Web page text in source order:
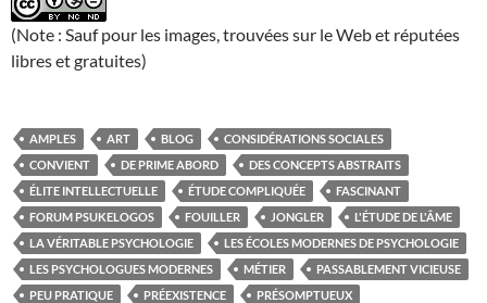
(Note : Sauf pour les images, trouvées sur le Web et réputées
libres et gratuites)
AMPLES ART BLOG
CONSIDÉRATIONS SOCIALES
CONVIENT
DE PRIME ABORD
DES CONCEPTS ABSTRAITS
ÉLITE INTELLECTUELLE
ÉTUDE COMPLIQUÉE
FASCINANT
FORUM PSUKELOGOS
FOUILLER JONGLER
L'ÉTUDE DE L'ÂME
LA VÉRITABLE PSYCHOLOGIE
LES ÉCOLES MODERNES DE PSYCHOLOGIE
LES PSYCHOLOGUES MODERNES
MÉTIER
PASSABLEMENT VICIEUSE
PEU PRATIQUE
PRÉEXISTENCE
PRÉSOMPTUEUX